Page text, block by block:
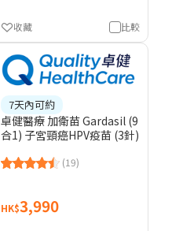
比較
收藏
7天內可約
卓健醫療 加衛苗 Gardasil (9
合1) 子宮頸癌HPV疫苗 (3針)
(19)
HK$3,990